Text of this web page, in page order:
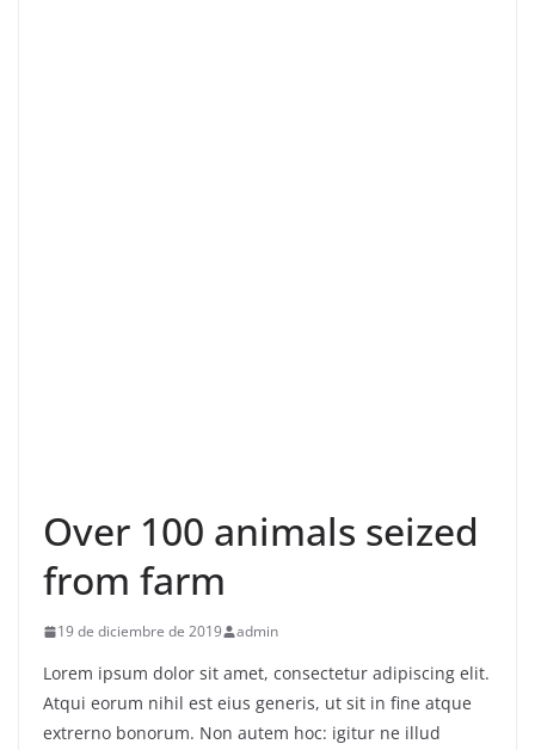
Over 100 animals seized
from farm
19 de diciembre de 2019 admin
Lorem ipsum dolor sit amet, consectetur adipiscing elit.
Atqui eorum nihil est eius generis, ut sit in fine atque
extrerno bonorum. Non autem hoc: igitur ne illud